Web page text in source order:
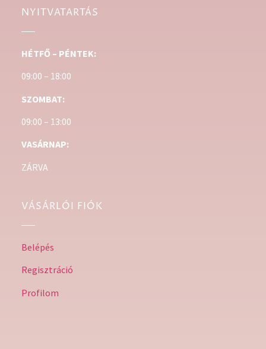
NYITVATARTÁS
HÉTFŐ – PÉNTEK:
09:00 – 18:00
SZOMBAT:
09:00 – 13:00
VASÁRNAP:
ZÁRVA
VÁSÁRLÓI FIÓK
Belépés
Regisztráció
Profilom